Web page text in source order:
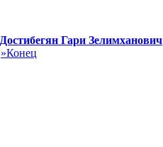
Достибегян Гари Зелимханович
»Конец